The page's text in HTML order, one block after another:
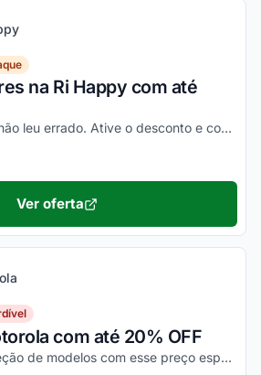
na Ri Happy com até
É isso mesmo! Você não leu errado. Ative o desconto e confira essa novidade!
Ver oferta
com até 20% OFF
Consulte grande seleção de modelos com esse preço especial. Aproveite para comprar e economizar nas ofertas selecionadas!